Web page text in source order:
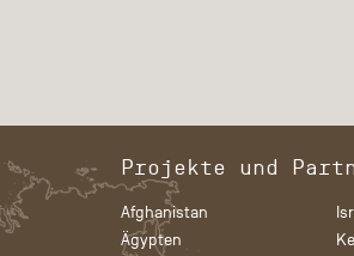
Projekte und
Afghanistan
Ägypten